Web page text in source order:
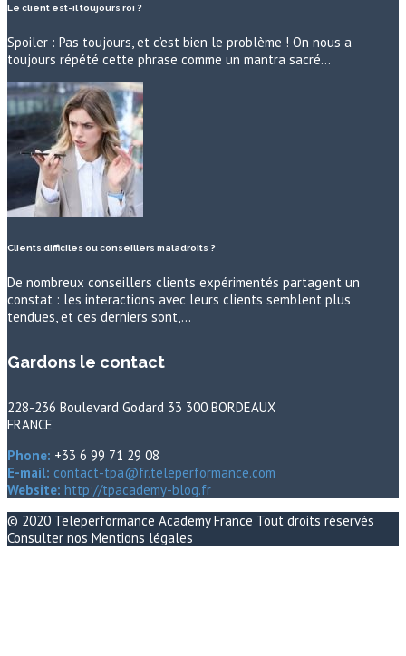
Le client est-il toujours roi ?
Spoiler : Pas toujours, et c’est bien le problème ! On nous a
toujours répété cette phrase comme un mantra sacré…
Clients difficiles ou conseillers maladroits ?
De nombreux conseillers clients expérimentés partagent un
constat : les interactions avec leurs clients semblent plus
tendues, et ces derniers sont,…
Gardons le contact
228-236 Boulevard Godard 33 300 BORDEAUX
FRANCE
Phone: +33 6 99 71 29 08
E-mail: contact-tpa@fr.teleperformance.com
Website: http://tpacademy-blog.fr
© 2020 Teleperformance Academy France Tout droits réservés
Consulter nos Mentions légales